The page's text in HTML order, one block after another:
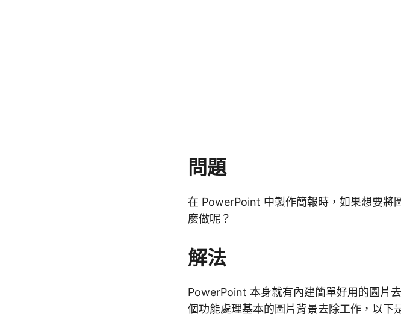
問題
在 PowerPoint 中製作簡報時，如果想要將
麼做呢？
解法
PowerPoint 本身就有內建簡單好用的圖片
個功能處理基本的圖片背景去除工作，以下